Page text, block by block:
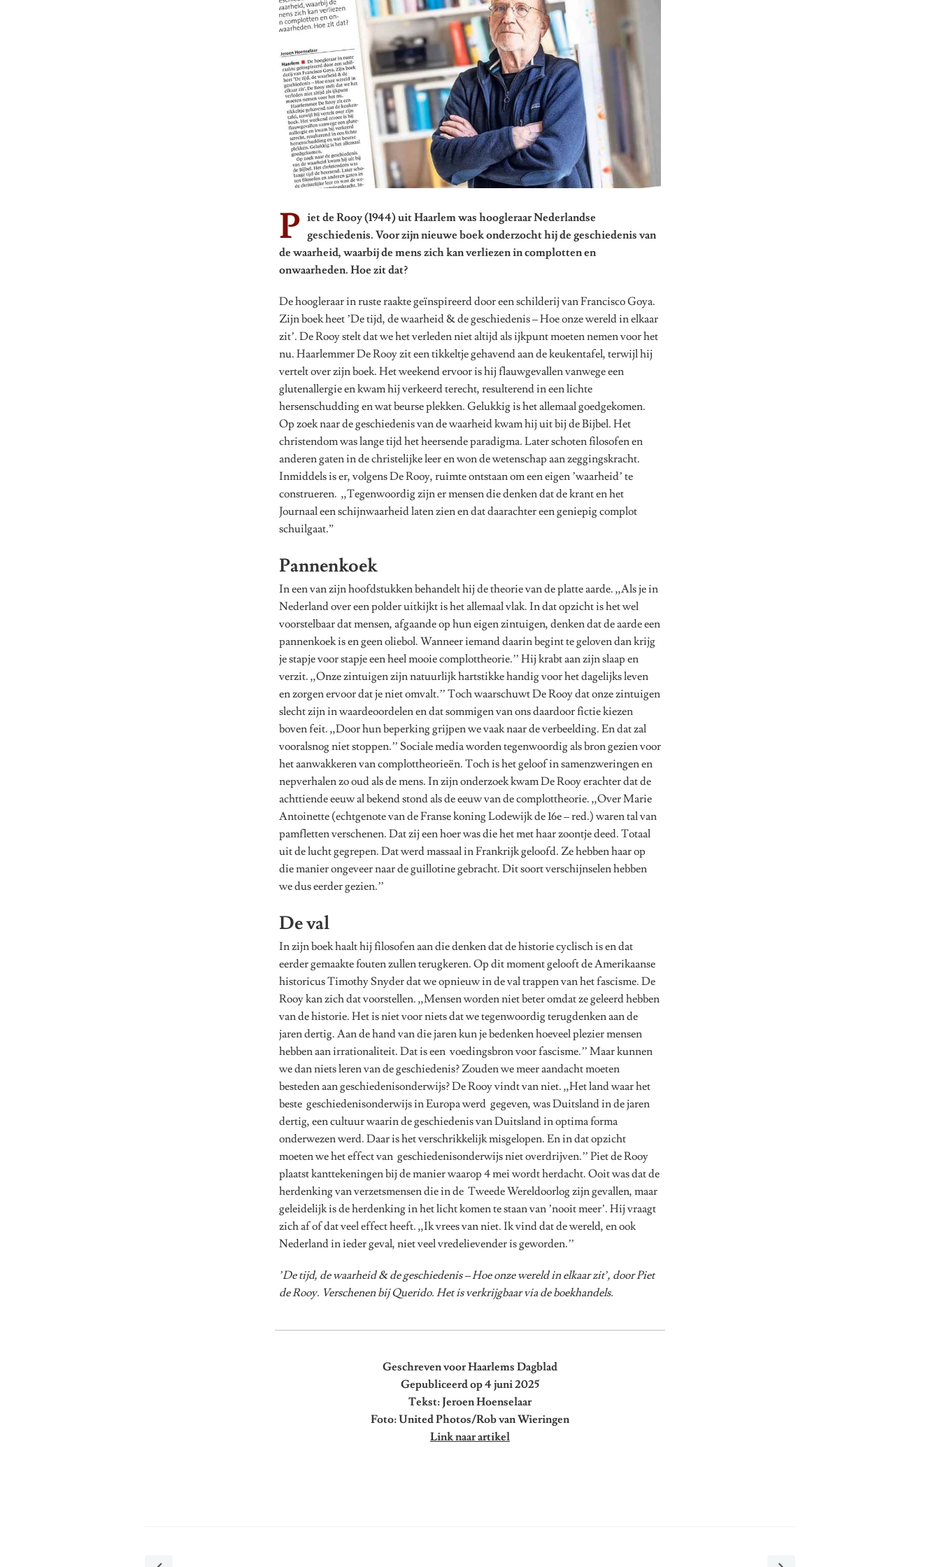
P iet de Rooy (1944) uit Haarlem was hoogleraar Nederlandse
geschiedenis. Voor zijn nieuwe boek onderzocht hij de geschiedenis van
de waarheid, waarbij de mens zich kan verliezen in complotten en
onwaarheden. Hoe zit dat?
De hoogleraar in ruste raakte geïnspireerd door een schilderij van Francisco Goya.
Zijn boek heet ’De tijd, de waarheid & de geschiedenis – Hoe onze wereld in elkaar
zit’. De Rooy stelt dat we het verleden niet altijd als ijkpunt moeten nemen voor het
nu. Haarlemmer De Rooy zit een tikkeltje gehavend aan de keukentafel, terwijl hij
vertelt over zijn boek. Het weekend ervoor is hij flauwgevallen vanwege een
glutenallergie en kwam hij verkeerd terecht, resulterend in een lichte
hersenschudding en wat beurse plekken. Gelukkig is het allemaal goedgekomen.
Op zoek naar de geschiedenis van de waarheid kwam hij uit bij de Bijbel. Het
christendom was lange tijd het heersende paradigma. Later schoten filosofen en
anderen gaten in de christelijke leer en won de wetenschap aan zeggingskracht.
Inmiddels is er, volgens De Rooy, ruimte ontstaan om een eigen ’waarheid’ te
construeren. ,,Tegenwoordig zijn er mensen die denken dat de krant en het
Journaal een schijnwaarheid laten zien en dat daarachter een geniepig complot
schuilgaat.”
Pannenkoek
In een van zijn hoofdstukken behandelt hij de theorie van de platte aarde. ,,Als je in
Nederland over een polder uitkijkt is het allemaal vlak. In dat opzicht is het wel
voorstelbaar dat mensen, afgaande op hun eigen zintuigen, denken dat de aarde een
pannenkoek is en geen oliebol. Wanneer iemand daarin begint te geloven dan krijg
je stapje voor stapje een heel mooie complottheorie.’’ Hij krabt aan zijn slaap en
verzit. ,,Onze zintuigen zijn natuurlijk hartstikke handig voor het dagelijks leven
en zorgen ervoor dat je niet omvalt.’’ Toch waarschuwt De Rooy dat onze zintuigen
slecht zijn in waardeoordelen en dat sommigen van ons daardoor fictie kiezen
boven feit. ,,Door hun beperking grijpen we vaak naar de verbeelding. En dat zal
vooralsnog niet stoppen.’’ Sociale media worden tegenwoordig als bron gezien voor
het aanwakkeren van complottheorieën. Toch is het geloof in samenzweringen en
nepverhalen zo oud als de mens. In zijn onderzoek kwam De Rooy erachter dat de
achttiende eeuw al bekend stond als de eeuw van de complottheorie. ,,Over Marie
Antoinette (echtgenote van de Franse koning Lodewijk de 16e – red.) waren tal van
pamfletten verschenen. Dat zij een hoer was die het met haar zoontje deed. Totaal
uit de lucht gegrepen. Dat werd massaal in Frankrijk geloofd. Ze hebben haar op
die manier ongeveer naar de guillotine gebracht. Dit soort verschijnselen hebben
we dus eerder gezien.’’
De val
In zijn boek haalt hij filosofen aan die denken dat de historie cyclisch is en dat
eerder gemaakte fouten zullen terugkeren. Op dit moment gelooft de Amerikaanse
historicus Timothy Snyder dat we opnieuw in de val trappen van het fascisme. De
Rooy kan zich dat voorstellen. ,,Mensen worden niet beter omdat ze geleerd hebben
van de historie. Het is niet voor niets dat we tegenwoordig terugdenken aan de
jaren dertig. Aan de hand van die jaren kun je bedenken hoeveel plezier mensen
hebben aan irrationaliteit. Dat is een voedingsbron voor fascisme.’’ Maar kunnen
we dan niets leren van de geschiedenis? Zouden we meer aandacht moeten
besteden aan geschiedenisonderwijs? De Rooy vindt van niet. ,,Het land waar het
beste geschiedenisonderwijs in Europa werd gegeven, was Duitsland in de jaren
dertig, een cultuur waarin de geschiedenis van Duitsland in optima forma
onderwezen werd. Daar is het verschrikkelijk misgelopen. En in dat opzicht
moeten we het effect van geschiedenisonderwijs niet overdrijven.’’ Piet de Rooy
plaatst kanttekeningen bij de manier waarop 4 mei wordt herdacht. Ooit was dat de
herdenking van verzetsmensen die in de Tweede Wereldoorlog zijn gevallen, maar
geleidelijk is de herdenking in het licht komen te staan van ’nooit meer’. Hij vraagt
zich af of dat veel effect heeft. ,,Ik vrees van niet. Ik vind dat de wereld, en ook
Nederland in ieder geval, niet veel vredelievender is geworden.’’
’De tijd, de waarheid & de geschiedenis – Hoe onze wereld in elkaar zit’, door Piet
de Rooy. Verschenen bij Querido. Het is verkrijgbaar via de boekhandels.
Geschreven voor Haarlems Dagblad
Gepubliceerd op 4 juni 2025
Tekst: Jeroen Hoenselaar
Foto: United Photos/Rob van Wieringen
Link naar artikel